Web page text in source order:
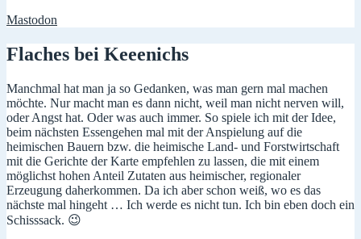
Mastodon
Flaches bei Keeenichs
Manchmal hat man ja so Gedanken, was man gern mal machen
möchte. Nur macht man es dann nicht, weil man nicht nerven will,
oder Angst hat. Oder was auch immer. So spiele ich mit der Idee,
beim nächsten Essengehen mal mit der Anspielung auf die
heimischen Bauern bzw. die heimische Land- und Forstwirtschaft
mit die Gerichte der Karte empfehlen zu lassen, die mit einem
möglichst hohen Anteil Zutaten aus heimischer, regionaler
Erzeugung daherkommen. Da ich aber schon weiß, wo es das
nächste mal hingeht … Ich werde es nicht tun. Ich bin eben doch ein
Schisssack. 😉